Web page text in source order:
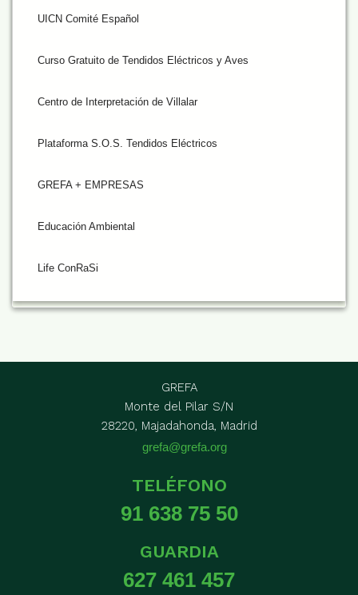
UICN Comité Español
Curso Gratuito de Tendidos Eléctricos y Aves
Centro de Interpretación de Villalar
Plataforma S.O.S. Tendidos Eléctricos
GREFA + EMPRESAS
Educación Ambiental
Life ConRaSi
GREFA
Monte del Pilar S/N
28220, Majadahonda, Madrid
grefa@grefa.org
TELÉFONO
91 638 75 50
GUARDIA
627 461 457